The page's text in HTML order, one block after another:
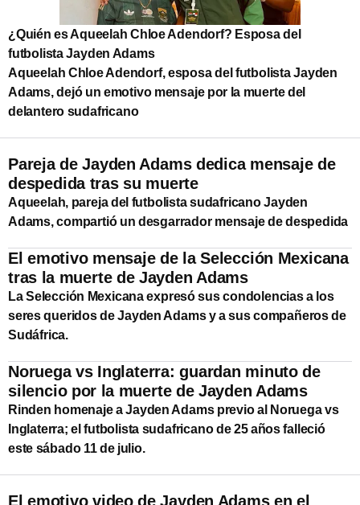
¿Quién es Aqueelah Chloe Adendorf? Esposa del
futbolista Jayden Adams
Aqueelah Chloe Adendorf, esposa del futbolista Jayden
Adams, dejó un emotivo mensaje por la muerte del
delantero sudafricano
Pareja de Jayden Adams dedica mensaje de
despedida tras su muerte
Aqueelah, pareja del futbolista sudafricano Jayden
Adams, compartió un desgarrador mensaje de despedida
El emotivo mensaje de la Selección Mexicana
tras la muerte de Jayden Adams
La Selección Mexicana expresó sus condolencias a los
seres queridos de Jayden Adams y a sus compañeros de
Sudáfrica.
Noruega vs Inglaterra: guardan minuto de
silencio por la muerte de Jayden Adams
Rinden homenaje a Jayden Adams previo al Noruega vs
Inglaterra; el futbolista sudafricano de 25 años falleció
este sábado 11 de julio.
El emotivo video de Jayden Adams en el